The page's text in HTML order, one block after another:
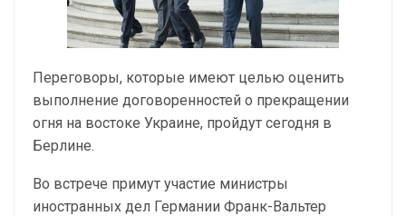
Переговоры, которые имеют целью оценить
выполнение договоренностей о прекращении
огня на востоке Украине, пройдут сегодня в
Берлине.
Во встрече примут участие министры
иностранных дел Германии Франк-Вальтер